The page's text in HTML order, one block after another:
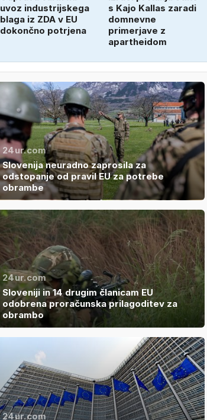
uvoz industrijskega
blaga iz ZDA v EU
dokončno potrjena
s Kajo Kallas zaradi
domnevne
primerjave z
apartheidom
24ur.com
Slovenija neuradno zaprosila za
odstopanje od pravil EU za potrebe
obrambe
24ur.com
Sloveniji in 14 drugim članicam EU
odobrena proračunska prilagoditev za
obrambo
24ur.com